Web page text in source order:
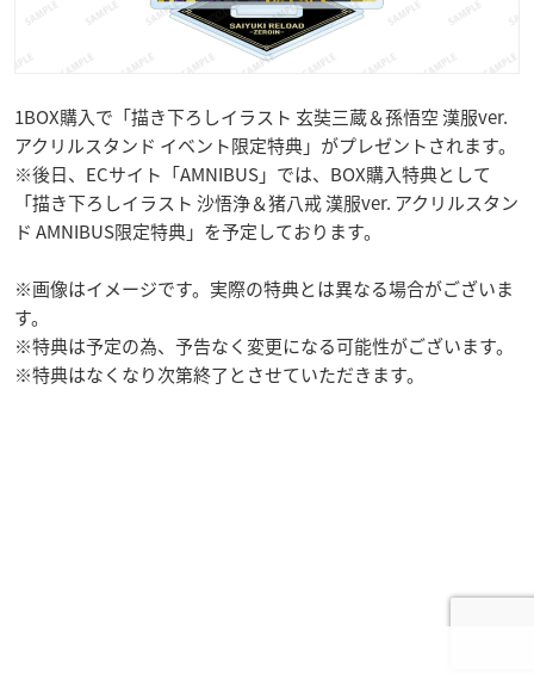
1BOX購入で「描き下ろしイラスト 玄奘三蔵＆孫悟空 漢服ver.
アクリルスタンド イベント限定特典」がプレゼントされます。
※後日、ECサイト「AMNIBUS」では、BOX購入特典として
「描き下ろしイラスト 沙悟浄＆猪八戒 漢服ver. アクリルスタン
ド AMNIBUS限定特典」を予定しております。
※画像はイメージです。実際の特典とは異なる場合がございま
す。
※特典は予定の為、予告なく変更になる可能性がございます。
※特典はなくなり次第終了とさせていただきます。